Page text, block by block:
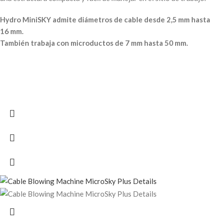
Hydro MiniSKY admite diámetros de cable desde 2,5 mm hasta
16 mm.
También trabaja con microductos de 7 mm hasta 50 mm.